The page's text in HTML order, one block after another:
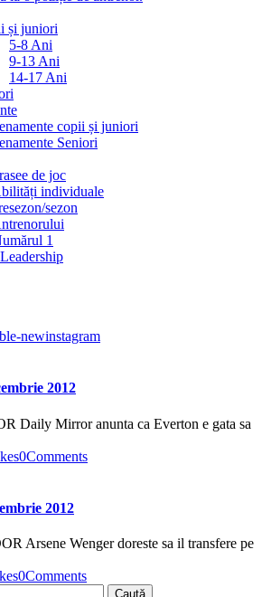
și juniori
5-8 Ani
9-13 Ani
14-17 Ani
copii și juniori
Seniori
de joc
individuale
sezon
1
newinstagram
2012
Daily Mirror anunta ca Everton e gata sa
0Comments
2012
Arsene Wenger doreste sa il transfere pe
0Comments